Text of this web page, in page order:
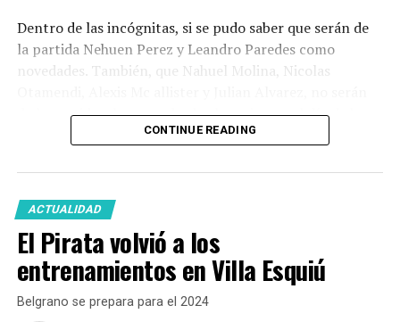
Dentro de las incógnitas, si se pudo saber que serán de
la partida Nehuen Perez y Leandro Paredes como
novedades. También, que Nahuel Molina, Nicolas
de la partida, al menos desde el comienzo, el día de hoy.
cualquiera de nuestras plataformas.
Facebook
Twitter
WhatsApp
Messenger
Gmail
Share
CONTINUE READING
ACTUALIDAD
El Pirata volvió a los
entrenamientos en Villa Esquiú
Belgrano se prepara para el 2024